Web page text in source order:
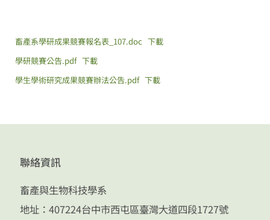
畜產系學研成果競賽報名表_107.doc 下載
學研競賽公告.pdf 下載
學生學術研究成果競賽辦法公告.pdf 下載
聯絡資訊
畜產與生物科技學系
地址：407224台中市西屯區臺灣大道四段1727號